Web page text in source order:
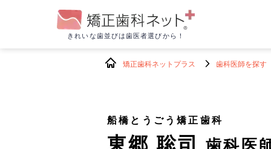
きれいな歯並びは歯医者選びから！
矯正歯科ネットプラス 歯科医師を探す
船橋とうごう矯正歯科
東郷 聡司歯科医